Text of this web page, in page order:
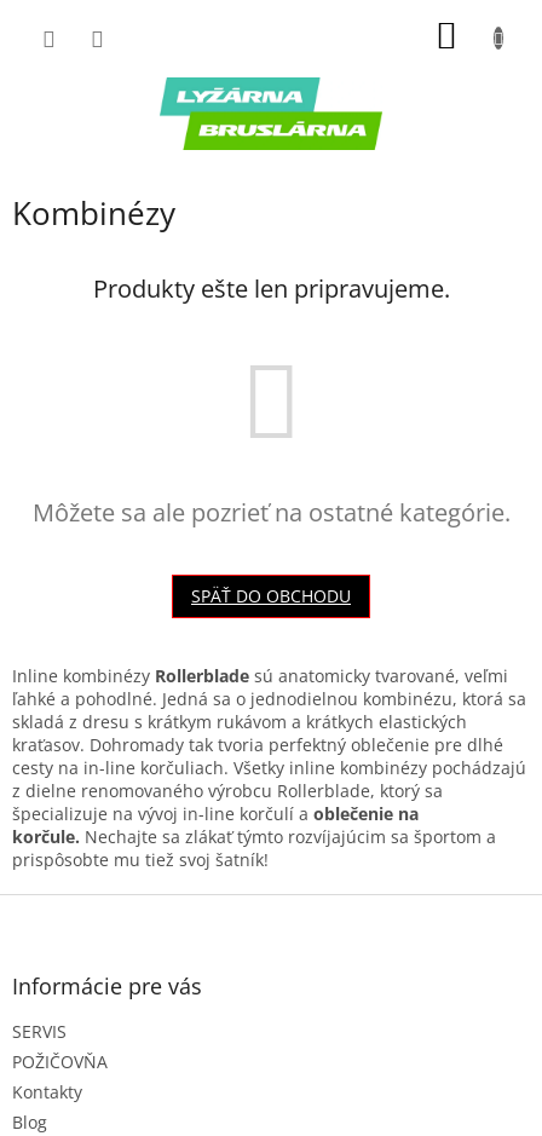
Kombinézy
Produkty ešte len pripravujeme.
Môžete sa ale pozrieť na ostatné kategórie.
SPÄŤ DO OBCHODU
Inline kombinézy Rollerblade sú anatomicky tvarované, veľmi
ľahké a pohodlné. Jedná sa o jednodielnou kombinézu, ktorá sa
skladá z dresu s krátkym rukávom a krátkych elastických
kraťasov. Dohromady tak tvoria perfektný oblečenie pre dlhé
cesty na in-line korčuliach. Všetky inline kombinézy pochádzajú
z dielne renomovaného výrobcu Rollerblade, ktorý sa
špecializuje na vývoj in-line korčulí a oblečenie na
korčule. Nechajte sa zlákať týmto rozvíjajúcim sa športom a
prispôsobte mu tiež svoj šatník!
Z
Informácie pre vás
SERVIS
POŽIČOVŇA
Kontakty
Blog